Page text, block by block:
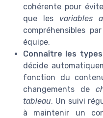
cohérente pour
que les variables
compréhensibles
équipe.
Connaître les
décide
fonction du
changements de
tableau. Un suivi
à maintenir un